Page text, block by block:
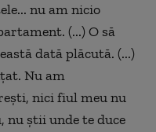
nu am nicio
(...) O să
dată plăcută. (...)
Nu am
nici fiul meu nu
nu ştii unde te duce